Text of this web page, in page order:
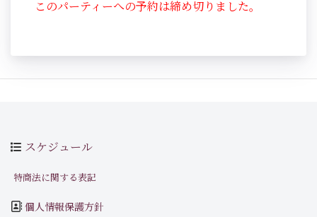
このパーティーへの予約は締め切りました。
スケジュール
特商法に関する表記
個人情報保護方針